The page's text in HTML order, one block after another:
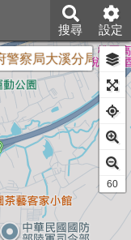
搜尋 設定
察局大溪分局執行
61